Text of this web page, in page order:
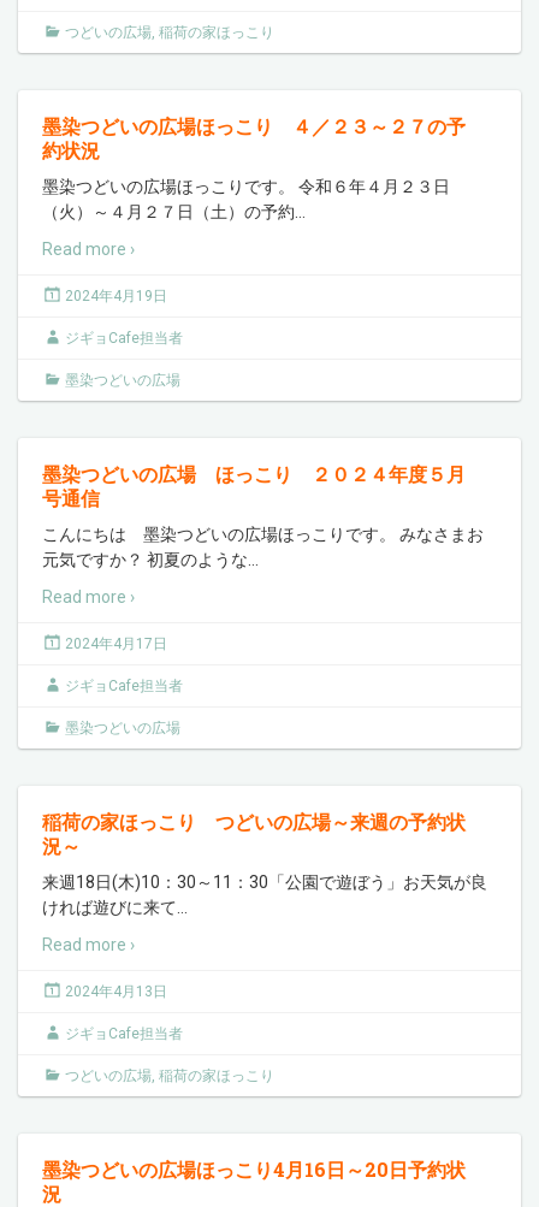
つどいの広場, 稲荷の家ほっこり
墨染つどいの広場ほっこり ４／２３～２７の予
約状況
墨染つどいの広場ほっこりです。 令和６年４月２３日
（火）～４月２７日（土）の予約
Read more ›
2024年4月19日
ジギョCafe担当者
墨染つどいの広場
墨染つどいの広場 ほっこり ２０２４年度５月
号通信
こんにちは 墨染つどいの広場ほっこりです。 みなさまお
元気ですか？ 初夏のような
Read more ›
2024年4月17日
ジギョCafe担当者
墨染つどいの広場
稲荷の家ほっこり つどいの広場～来週の予約状
況～
来週18日(木)10：30～11：30「公園で遊ぼう」お天気が良
ければ遊びに来て
Read more ›
2024年4月13日
ジギョCafe担当者
つどいの広場, 稲荷の家ほっこり
墨染つどいの広場ほっこり4月16日～20日予約状
況